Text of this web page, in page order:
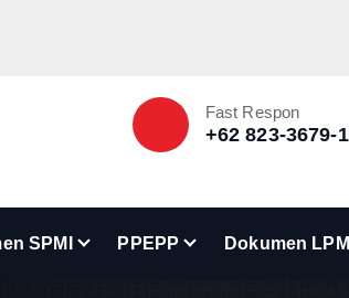
Fast Respon
+62 823-3679-
SPMI PPEPP Dokumen LPM